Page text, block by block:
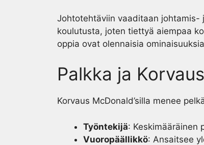
Johtotehtäviin vaaditaan johtamis-
koulutusta, joten tiettyä aiempaa
oppia ovat olennaisia
Palkka ja Korvaus
Korvaus McDonald’silla menee
Työntekijä: Keskimääräinen
Vuoropäällikkö: Ansaitsee